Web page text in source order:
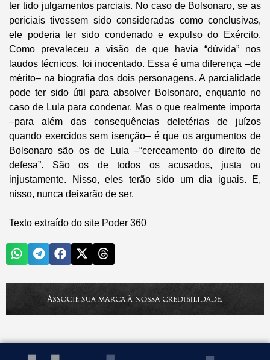
ter tido julgamentos parciais. No caso de Bolsonaro, se as
periciais tivessem sido consideradas como conclusivas,
ele poderia ter sido condenado e expulso do Exército.
Como prevaleceu a visão de que havia “dúvida” nos
laudos técnicos, foi inocentado. Essa é uma diferença –de
mérito– na biografia dos dois personagens. A parcialidade
pode ter sido útil para absolver Bolsonaro, enquanto no
caso de Lula para condenar. Mas o que realmente importa
–para além das consequências deletérias de juízos
quando exercidos sem isenção– é que os argumentos de
Bolsonaro são os de Lula –“cerceamento do direito de
defesa”. São os de todos os acusados, justa ou
injustamente. Nisso, eles terão sido um dia iguais. E,
nisso, nunca deixarão de ser.
Texto extraído do site Poder 360